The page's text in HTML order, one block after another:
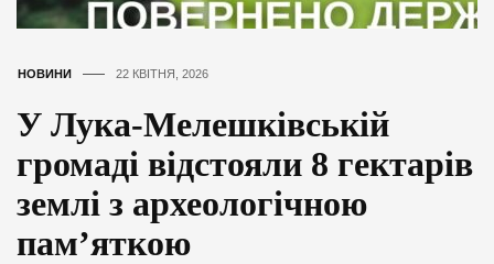
НОВИНИ 22 КВІТНЯ, 2026
У Лука-Мелешківській
громаді відстояли 8 гектарів
землі з археологічною
пам’яткою